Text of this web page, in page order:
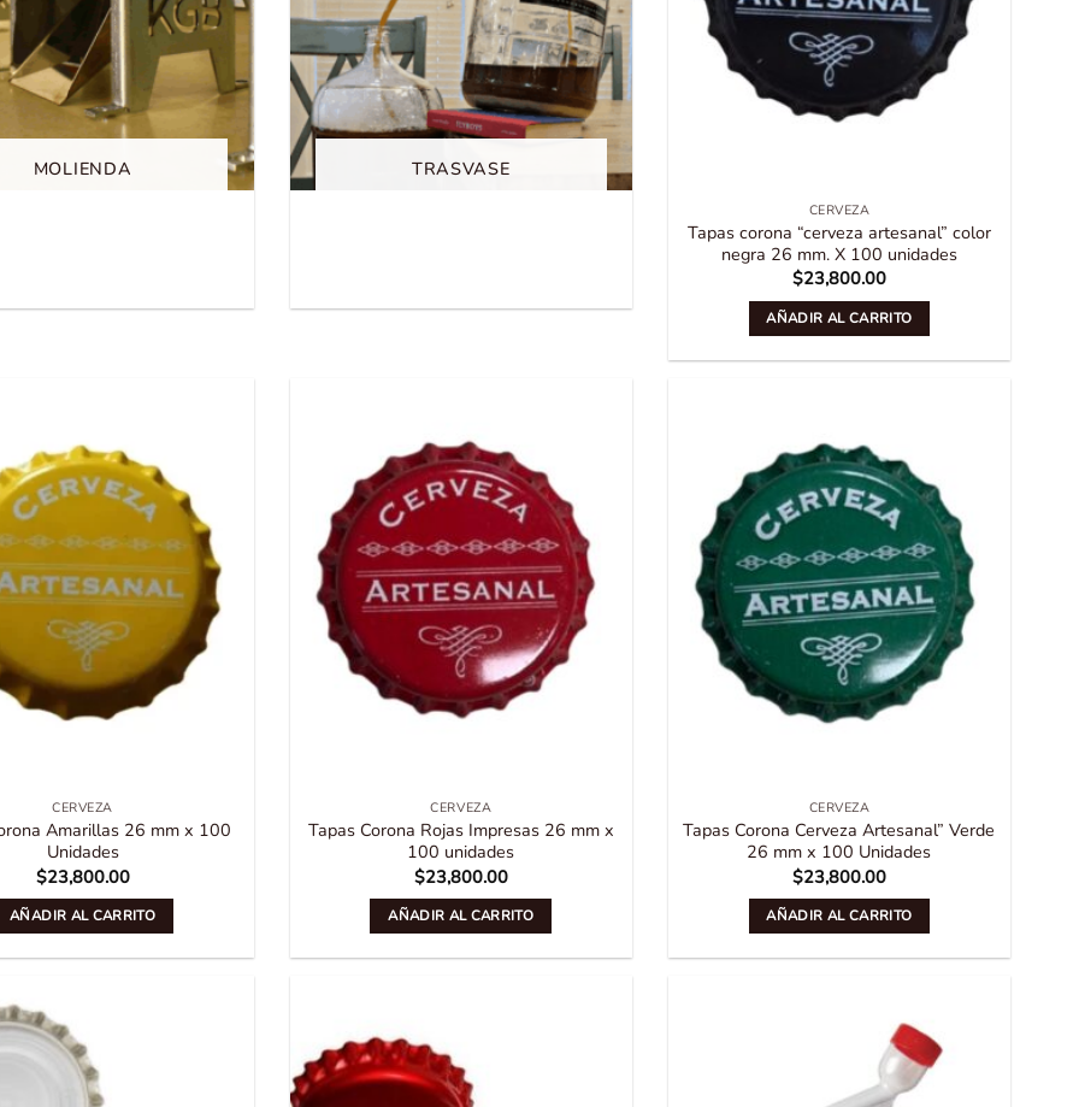
MOLIENDA TRASVASE
CERVEZA
Tapas corona “cerveza artesanal” color
negra 26 mm. X 100 unidades
$23,800.00
AÑADIR AL CARRITO
CERVEZA
Amarillas 26 mm x 100
Unidades
$23,800.00
AÑADIR AL CARRITO
CERVEZA
Tapas Corona Rojas Impresas 26 mm x
100 unidades
$23,800.00
AÑADIR AL CARRITO
CERVEZA
Tapas Corona Cerveza Artesanal” Verde
26 mm x 100 Unidades
$23,800.00
AÑADIR AL CARRITO